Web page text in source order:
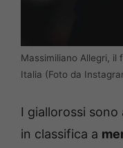
Massimiliano Allegri,
Italia (Foto da
I giallorossi
in classifica a